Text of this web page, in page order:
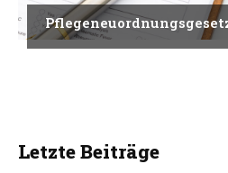
Letzte Beiträge